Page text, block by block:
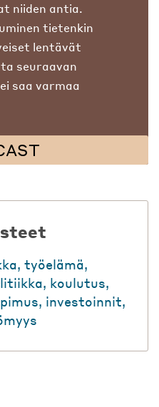
niiden antia.
tietenkin
lentävät
seuraavan
saa varmaa
, työelämä,
, koulutus,
, investoinnit,